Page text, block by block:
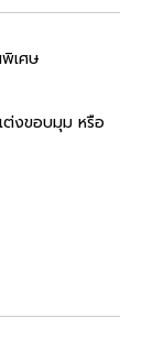
เศษ
ต่งขอบมุม หรือ